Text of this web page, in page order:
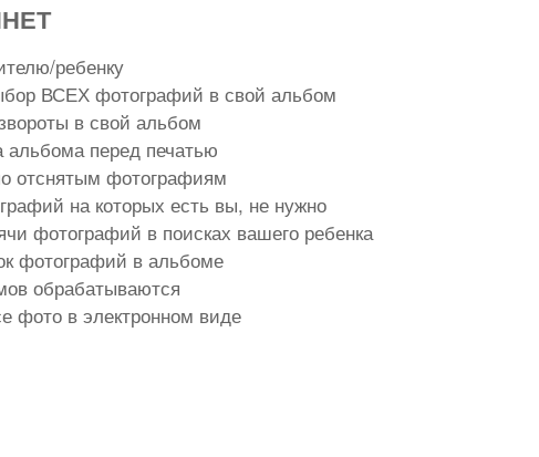
ребенку
ВСЕХ фотографий в свой альбом
в свой альбом
альбома перед печатью
отснятым фотографиям
на которых есть вы, не нужно
фотографий в поисках вашего ребенка
фотографий в альбоме
обрабатываются
фото в электронном виде